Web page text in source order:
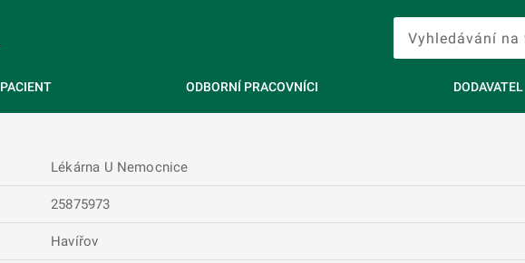
PACIENT ODBORNÍ PRACOVNÍCI DODAVATEL
Lékárna U Nemocnice
25875973
Havířov